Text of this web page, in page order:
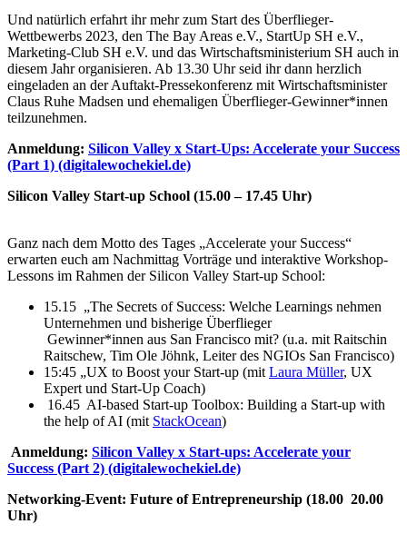
Und natürlich erfahrt ihr mehr zum Start des Überflieger-
Wettbewerbs 2023, den The Bay Areas e.V., StartUp SH e.V.,
Marketing-Club SH e.V. und das Wirtschaftsministerium SH auch in
diesem Jahr organisieren. Ab 13.30 Uhr seid ihr dann herzlich
eingeladen an der Auftakt-Pressekonferenz mit Wirtschaftsminister
Claus Ruhe Madsen und ehemaligen Überflieger-Gewinner*innen
teilzunehmen.
Anmeldung: Silicon Valley x Start-Ups: Accelerate your Success
(Part 1) (digitalewochekiel.de)
Silicon Valley Start-up School (15.00 – 17.45 Uhr)
Ganz nach dem Motto des Tages „Accelerate your Success“
erwarten euch am Nachmittag Vorträge und interaktive Workshop-
Lessons im Rahmen der Silicon Valley Start-up School:
15.15 „The Secrets of Success: Welche Learnings nehmen
Unternehmen und bisherige Überflieger
Gewinner*innen aus San Francisco mit? (u.a. mit Raitschin
Raitschew, Tim Ole Jöhnk, Leiter des NGIOs San Francisco)
15:45 „UX to Boost your Start-up (mit Laura Müller, UX
Expert und Start-Up Coach)
16.45 AI-based Start-up Toolbox: Building a Start-up with
the help of AI (mit StackOcean)
Anmeldung: Silicon Valley x Start-ups: Accelerate your
Success (Part 2) (digitalewochekiel.de)
Networking-Event: Future of Entrepreneurship (18.00 20.00
Uhr)